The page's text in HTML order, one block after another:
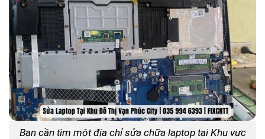
Bạn cần tìm một địa chỉ sửa chữa laptop tại Khu vực